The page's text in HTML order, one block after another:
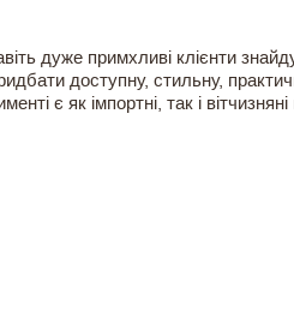
дуже примхливі клієнти
доступну, стильну,
є як імпортні, так і вітчизняні